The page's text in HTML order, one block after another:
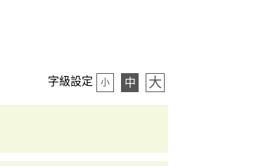
字級設定 小 中 大